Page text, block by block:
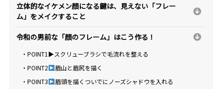
立体的なイケメン顔になる鍵は、見えない「フレー
ム」をメイクすること
令和の男前な「顔のフレーム」はこう作る！
・POINT1▶︎スクリューブラシで毛流れを整える
・POINT2
眉山と眉尻を描く
・POINT3
眉頭を描くついでにノーズシャドウを入れる